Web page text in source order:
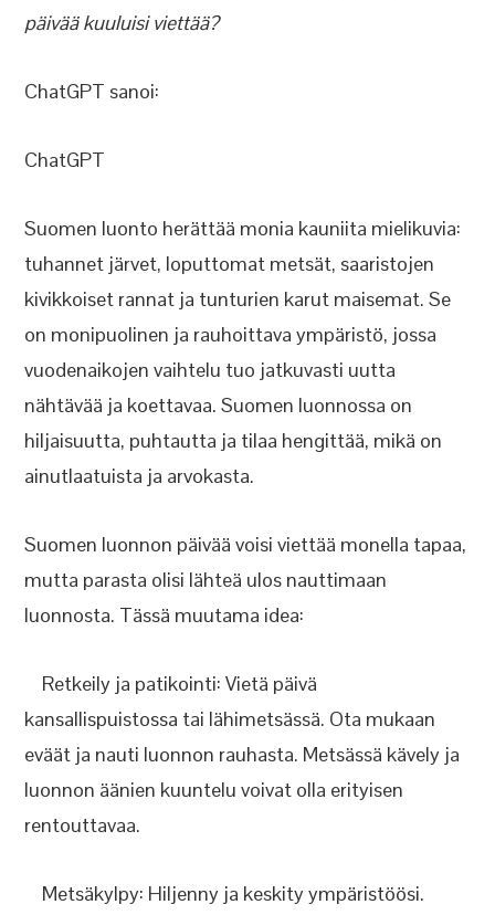
päivää kuuluisi viettää?
ChatGPT sanoi:
ChatGPT
Suomen luonto herättää monia kauniita mielikuvia:
tuhannet järvet, loputtomat metsät, saaristojen
kivikkoiset rannat ja tunturien karut maisemat. Se
on monipuolinen ja rauhoittava ympäristö, jossa
vuodenaikojen vaihtelu tuo jatkuvasti uutta
nähtävää ja koettavaa. Suomen luonnossa on
hiljaisuutta, puhtautta ja tilaa hengittää, mikä on
ainutlaatuista ja arvokasta.
Suomen luonnon päivää voisi viettää monella tapaa,
mutta parasta olisi lähteä ulos nauttimaan
luonnosta. Tässä muutama idea:
Retkeily ja patikointi: Vietä päivä
kansallispuistossa tai lähimetsässä. Ota mukaan
eväät ja nauti luonnon rauhasta. Metsässä kävely ja
luonnon äänien kuuntelu voivat olla erityisen
rentouttavaa.
Metsäkylpy: Hiljenny ja keskity ympäristöösi.